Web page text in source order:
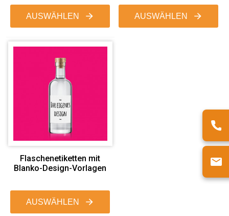
AUSWÄHLEN AUSWÄHLEN
Flaschenetiketten mit
Blanko-Design-Vorlagen
AUSWÄHLEN